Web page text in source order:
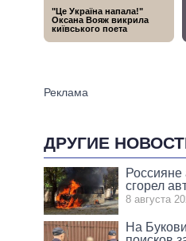
ДРУГИЕ
Россияне
сгорел
8 августа
На